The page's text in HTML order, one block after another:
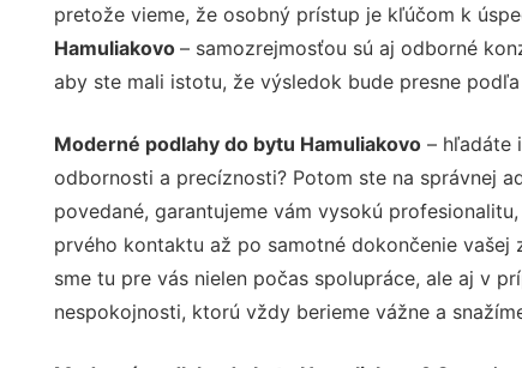
pretože vieme, že osobný prístup je kľúčom k
Hamuliakovo – samozrejmosťou sú aj odborné
aby ste mali istotu, že výsledok bude presne
Moderné podlahy do bytu Hamuliakovo– hľadáte
odbornosti a precíznosti? Potom ste na správnej
povedané, garantujeme vám vysokú
prvého kontaktu až po samotné dokončenie vašej
sme tu pre vás nielen počas spolupráce, ale aj v
nespokojnosti, ktorú vždy berieme vážne a